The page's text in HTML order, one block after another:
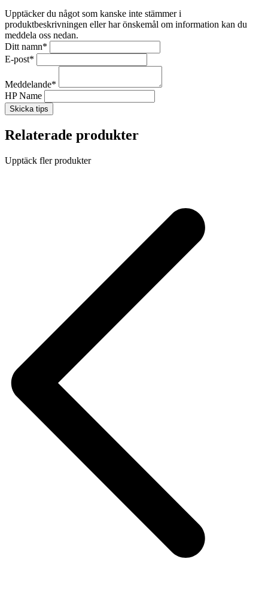
Upptäcker du något som kanske inte stämmer i
produktbeskrivningen eller har önskemål om information kan du
meddela oss nedan.
Ditt namn*
E-post*
Meddelande*
HP Name
Skicka tips
Relaterade produkter
Upptäck fler produkter